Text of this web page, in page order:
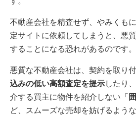
不動産会社を精査せず、やみくも
定サイトに依頼してしまうと、悪
することになる恐れがあるのです。
悪質な不動産会社は、契約を取り
込みの低い高額査定を提示したり
介する買主に物件を紹介しない「
ど、スムーズな売却を妨げるよう